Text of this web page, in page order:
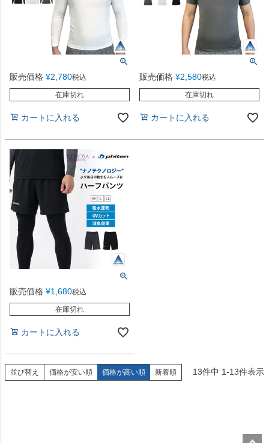
販売価格 ¥2,780税込
在庫切れ
カートに入れる
販売価格 ¥2,580税込
在庫切れ
カートに入れる
販売価格 ¥1,680税込
在庫切れ
カートに入れる
並び替え 価格が安い順 価格が高い順 新着順 13件中 1-13件表示